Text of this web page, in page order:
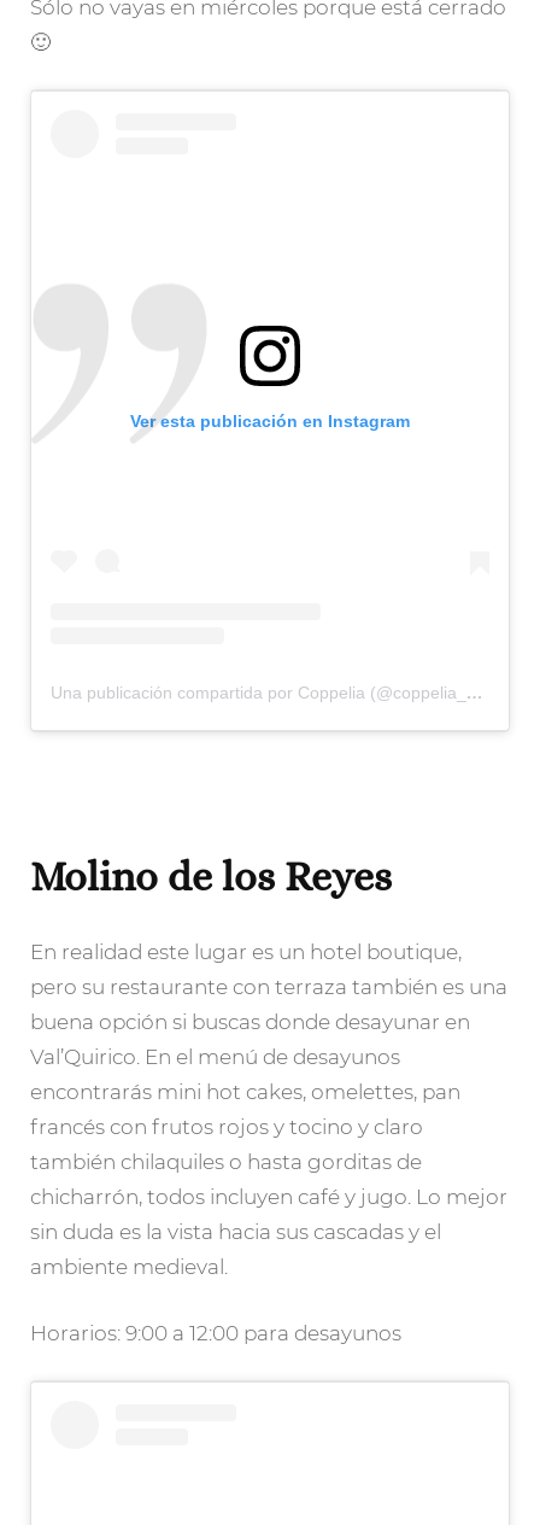
Sólo no vayas en miércoles porque está cerrado
🙂
Ver esta publicación en Instagram
Una publicación compartida por Coppelia (@coppelia_mx)
Molino de los Reyes
En realidad este lugar es un hotel boutique,
pero su restaurante con terraza también es una
buena opción si buscas donde desayunar en
Val’Quirico. En el menú de desayunos
encontrarás mini hot cakes, omelettes, pan
francés con frutos rojos y tocino y claro
también chilaquiles o hasta gorditas de
chicharrón, todos incluyen café y jugo. Lo mejor
sin duda es la vista hacia sus cascadas y el
ambiente medieval.
Horarios: 9:00 a 12:00 para desayunos